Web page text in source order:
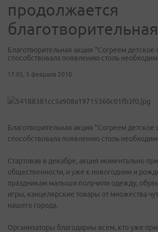
продолжается
Благотворительная акция "Согреем детское
способствовала появлению столь
17:05, 5 февраля 2010
Благотворительная акция "Согреем детское
способствовала появлению столь
Стартовав в декабре, акция моментально
общественности, и уже к новогодним и
праздникам малыши получили одежду,
игры, канцелярские товары от множества
нашего города.
Организаторы благодарны всем, кто уже